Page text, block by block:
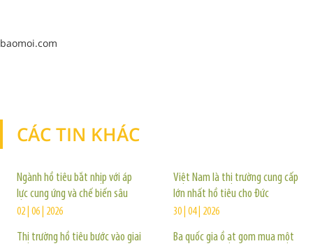
baomoi.com
CÁC TIN KHÁC
Ngành hồ tiêu bắt nhịp với áp
lực cung ứng và chế biến sâu
02 | 06 | 2026
Thị trường hồ tiêu bước vào giai
Việt Nam là thị trường cung cấp
lớn nhất hồ tiêu cho Đức
30 | 04 | 2026
Ba quốc gia ồ ạt gom mua một